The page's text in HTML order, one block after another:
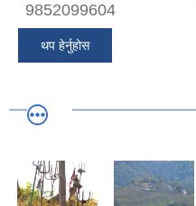
9852099604
थप हेर्नुहोस